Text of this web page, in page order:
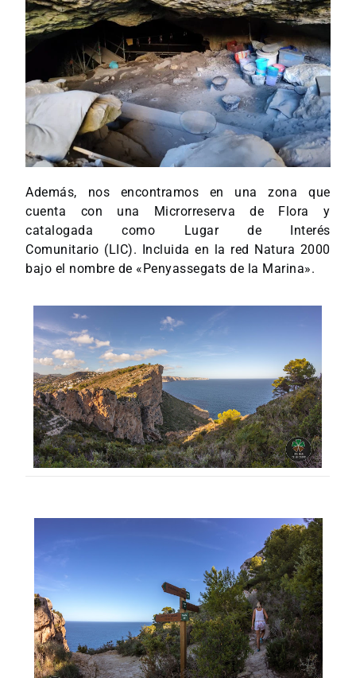
Además, nos encontramos en una zona que
cuenta con una Microrreserva de Flora y
catalogada como Lugar de Interés
Comunitario (LIC). Incluida en la red Natura 2000
bajo el nombre de «Penyassegats de la Marina».